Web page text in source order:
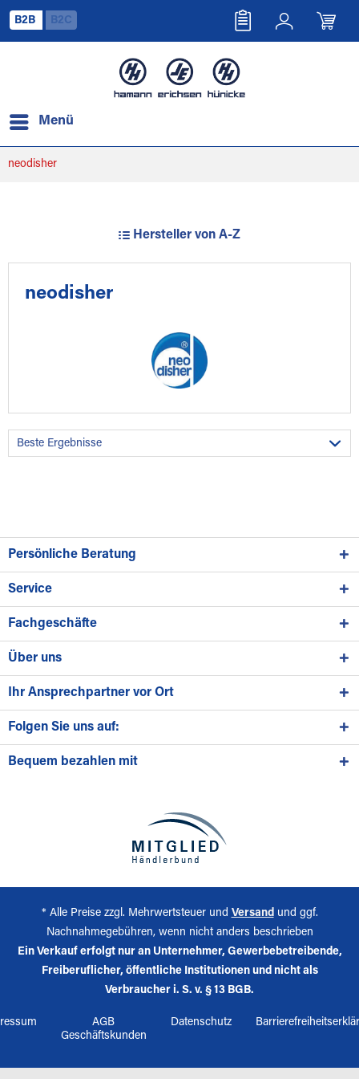
B2B B2C
Menü
neodisher
Hersteller von A-Z
neodisher
Persönliche Beratung
Service
Fachgeschäfte
Über uns
Ihr Ansprechpartner vor Ort
Folgen Sie uns auf:
Bequem bezahlen mit
* Alle Preise zzgl. Mehrwertsteuer und Versandund ggf.
Nachnahmegebühren, wenn nicht anders beschrieben
Ein Verkauf erfolgt nur an Unternehmer, Gewerbebetreibende,
Freiberuflicher, öffentliche Institutionen und nicht als
Verbraucher i. S. v. § 13 BGB.
AGB
Geschäftskunden
Datenschutz